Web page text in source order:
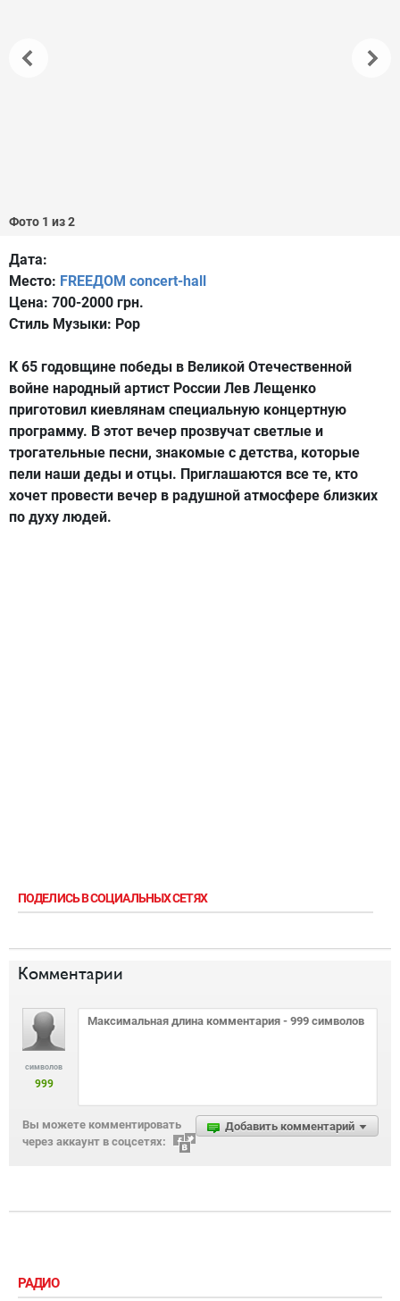
Фото 1 из 2
Дата:
Место: FREEДОМ concert-hall
Цена: 700-2000 грн.
Стиль Музыки: Pop
К 65 годовщине победы в Великой Отечественной
войне народный артист России Лев Лещенко
приготовил киевлянам специальную концертную
программу. В этот вечер прозвучат светлые и
трогательные песни, знакомые с детства, которые
пели наши деды и отцы. Приглашаются все те, кто
хочет провести вечер в радушной атмосфере близких
по духу людей.
ПОДЕЛИСЬ В СОЦИАЛЬНЫХ СЕТЯХ
Комментарии
символов
999
Добавить комментарий
Вы можете комментировать
через аккаунт в соцсетях:
РАДИО